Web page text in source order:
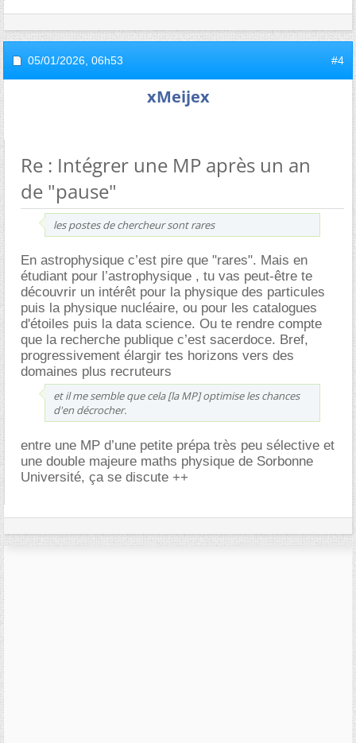
05/01/2026, 06h53 #4
xMeijex
Re : Intégrer une MP après un an
de "pause"
les postes de chercheur sont rares
En astrophysique c’est pire que "rares". Mais en
étudiant pour l’astrophysique , tu vas peut-être te
découvrir un intérêt pour la physique des particules
puis la physique nucléaire, ou pour les catalogues
d'étoiles puis la data science. Ou te rendre compte
que la recherche publique c’est sacerdoce. Bref,
progressivement élargir tes horizons vers des
domaines plus recruteurs
et il me semble que cela [la MP] optimise les chances
d'en décrocher.
entre une MP d’une petite prépa très peu sélective et
une double majeure maths physique de Sorbonne
Université, ça se discute ++